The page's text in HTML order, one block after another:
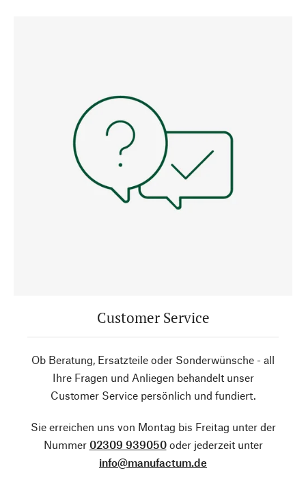
Customer Service
Ob Beratung, Ersatzteile oder Sonderwünsche - all
Ihre Fragen und Anliegen behandelt unser
Customer Service persönlich und fundiert.
Sie erreichen uns von Montag bis Freitag unter der
Nummer 02309 939050oder jederzeit unter
info@manufactum.de